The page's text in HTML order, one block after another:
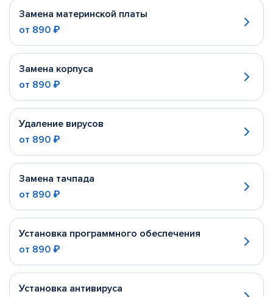
Замена материнской платы
от 890 ₽
Замена корпуса
от 890 ₽
Удаление вирусов
от 890 ₽
Замена тачпада
от 890 ₽
Установка программного обеспечения
от 890 ₽
Установка антивируса